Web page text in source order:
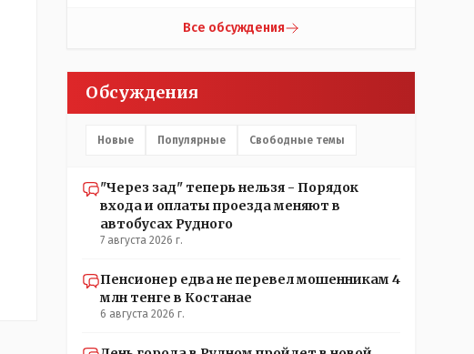
каждой двери есть валидатор), либо кондуктор
Кондуктор - помимо удобства - несомненно
рабочие места. Сколько людей можно
трудоустроить? Но зачем, когда водитель должен и
на дорогу смотреть, и оплату контролировать , и (в
нас прогресс почему-то идет с регрессом рука об
руку. Любую хорошую задумку умудряемся
похерить(
Все обсуждения
Обсуждения
Новые Популярные Свободные темы
"Через зад" теперь нельзя - Порядок
входа и оплаты проезда меняют в
автобусах Рудного
7 августа 2026 г.
Пенсионер едва не перевел мошенникам 4
млн тенге в Костанае
6 августа 2026 г.